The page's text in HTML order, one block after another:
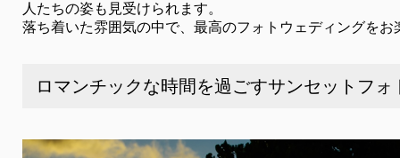
人たちの姿も見受けられます。
落ち着いた雰囲気の中で、最高のフォトウェディングをお
ロマンチックな時間を過ごすサンセットフォ